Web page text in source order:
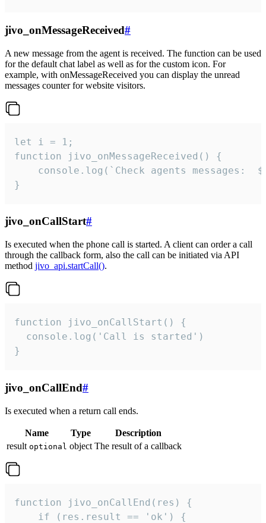
jivo_onMessageReceived#
A new message from the agent is received. The function can be used
for the default chat label as well as for the custom icon. For
example, with onMessageReceived you can display the unread
messages counter for website visitors.
let i = 1;
function jivo_onMessageReceived() {
}
jivo_onCallStart#
Is executed when the phone call is started. A client can order a call
through the callback form, also the call can be initiated via API
method jivo_api.startCall().
function jivo_onCallStart() {
  console.log('Call is started')
}
jivo_onCallEnd#
Is executed when a return call ends.
Name Type
Description
result optional object The result of a callback
function jivo_onCallEnd(res) {
    if (res.result == 'ok') {